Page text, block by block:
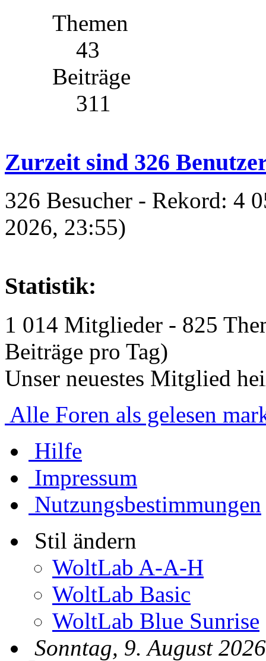
Themen
43
Beiträge
311
Zurzeit sind 326
326 Besucher - Rekord: 4
2026, 23:55)
Statistik:
1 014 Mitglieder - 825
Beiträge pro Tag)
Unser neuestes Mitglied
Alle Foren als gelesen
Hilfe
Impressum
Nutzungsbestimmungen
Stil ändern
WoltLab A-A-H
WoltLab Basic
WoltLab Blue Sunrise
Sonntag, 9. August